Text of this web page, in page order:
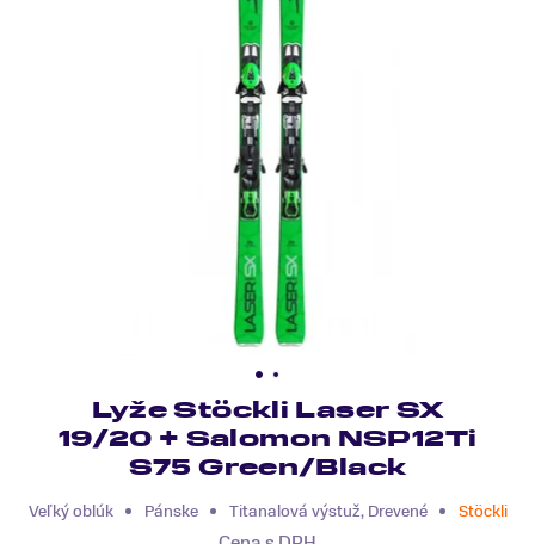
Lyže Stöckli Laser SX
19/20 + Salomon NSP12Ti
S75 Green/Black
Veľký oblúk Pánske Titanalová výstuž, Drevené Stöckli